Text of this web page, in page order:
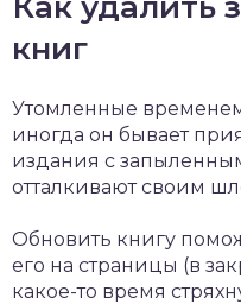
книг
Утомленные
иногда он бывает
издания с
отталкивают своим
Обновить книгу
его на страницы (в
какое-то время